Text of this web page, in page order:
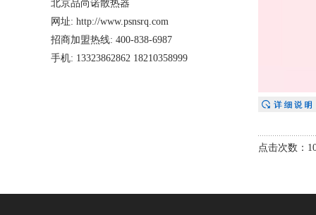
北京品尚诺散热器
网址: http://www.psnsrq.com
招商加盟热线: 400-838-6987
手机: 13323862862 18210358999
点击次数：